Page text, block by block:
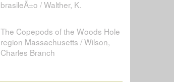
brasileÃ±o / Walther, K.
The Copepods of the Woods Hole
region Massachusetts / Wilson,
Charles Branch